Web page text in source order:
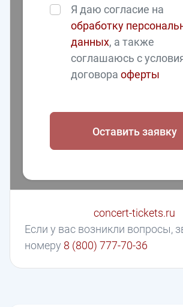
Я даю согласие на
обработку
данных, а также
соглашаюсь с
договораоферты
Оставить заявку
Если у вас возникли вопросы,
номеру 8 (800) 777-70-36
concert-tickets.ru